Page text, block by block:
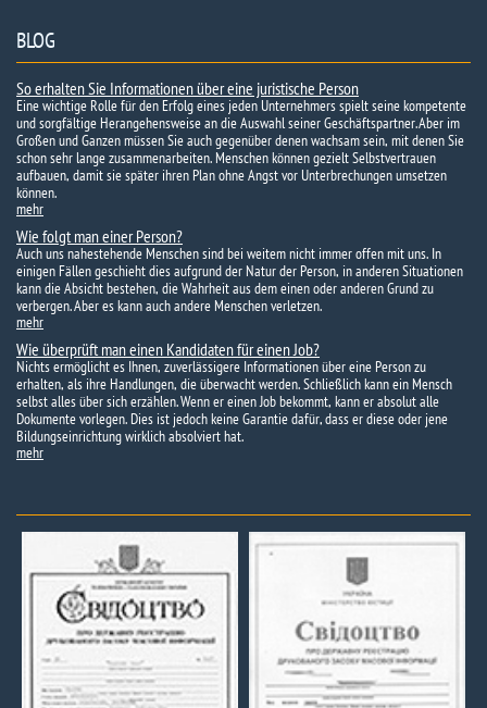
BLOG
So erhalten Sie Informationen über eine juristische Person
Eine wichtige Rolle für den Erfolg eines jeden Unternehmers spielt seine kompetente
und sorgfältige Herangehensweise an die Auswahl seiner Geschäftspartner. Aber im
Großen und Ganzen müssen Sie auch gegenüber denen wachsam sein, mit denen Sie
schon sehr lange zusammenarbeiten. Menschen können gezielt Selbstvertrauen
aufbauen, damit sie später ihren Plan ohne Angst vor Unterbrechungen umsetzen
können.
mehr
Wie folgt man einer Person?
Auch uns nahestehende Menschen sind bei weitem nicht immer offen mit uns. In
einigen Fällen geschieht dies aufgrund der Natur der Person, in anderen Situationen
kann die Absicht bestehen, die Wahrheit aus dem einen oder anderen Grund zu
verbergen. Aber es kann auch andere Menschen verletzen.
mehr
Wie überprüft man einen Kandidaten für einen Job?
Nichts ermöglicht es Ihnen, zuverlässigere Informationen über eine Person zu
erhalten, als ihre Handlungen, die überwacht werden. Schließlich kann ein Mensch
selbst alles über sich erzählen. Wenn er einen Job bekommt, kann er absolut alle
Dokumente vorlegen. Dies ist jedoch keine Garantie dafür, dass er diese oder jene
Bildungseinrichtung wirklich absolviert hat.
mehr